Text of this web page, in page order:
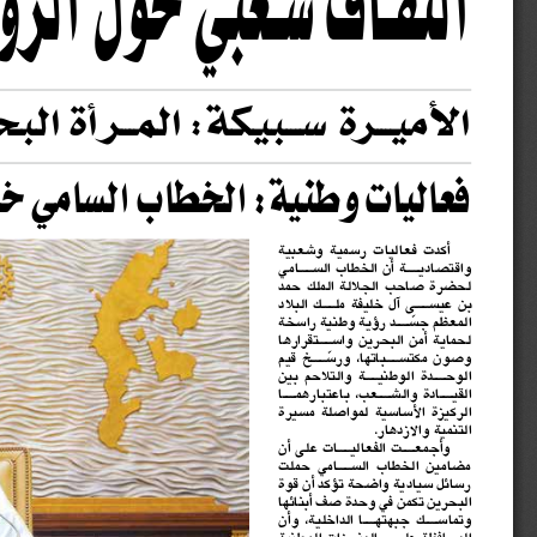
الأميـــرة ســـبيكة: المـــرأة
فعاليات وطنية: الخطاب
أكدت  فعاليات  رسمية  وشعبية
واقتصاديـــة أن الخطاب الســـامي
لة الملك حمد لحضرة صاحب الجا
بن عيســـى آل خليفة ملـــك الباد
ـــد رؤية وطنية راسخة المعظم جس
لحماية  أمن  البحرين  واســـتقرارها
وصون مكتســـباتها، ورس
حم  بين الوحـــدة  الوطنيـــة  والتا
القيـــادة والشـــعب، باعتبارهمـــا
الركيزة  الأساسية  لمواصلة  مسيرة
التنمية والازدهار.
وأجمعـــت الفعاليـــات على أن
مضامين  الخطاب  الســـامي  حملت
رسائل سيادية واضحة تؤكد أن قوة
البحرين تكمن في وحدة صف أبنائها
وتماســـك  جبهتهـــا  الداخلية،  وأن